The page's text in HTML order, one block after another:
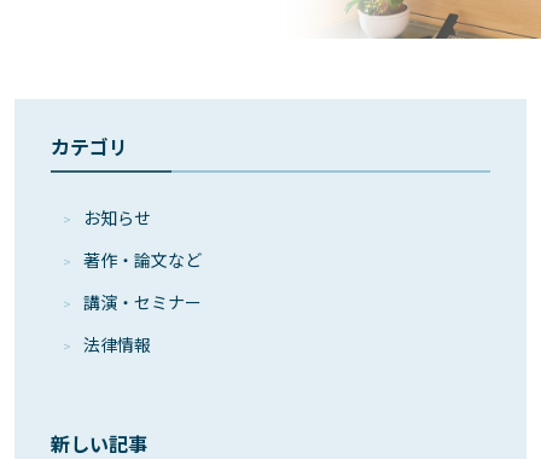
カテゴリ
お知らせ
著作・論⽂など
講演・セミナー
法律情報
新しい記事